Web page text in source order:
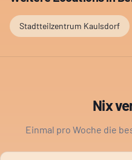
Stadtteilzentrum Kaulsdorf
Nix
Einmal pro Woche die